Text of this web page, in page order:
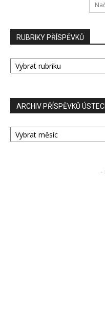
RUBRIKY PŘÍSPĚVKŮ
RUBRIKY
PŘÍSPĚVKŮ
ARCHIV PŘÍSPĚVKŮ
ARCHIV
PŘÍSPĚVKŮ
-